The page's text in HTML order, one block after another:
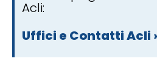
Acli:
Uffici e Contatti Acli